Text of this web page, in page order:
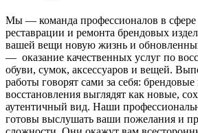
Мы — команда профессионалов в сфере
реставрации и ремонта брендовых
вашей вещи новую жизнь и
— оказание качественных услуг по
обуви, сумок, аксессуаров и вещей.
работы говорят сами за себя: брендовые
восстановления выглядят как новые,
аутентичный вид. Наши
готовы выслушать ваши пожелания и